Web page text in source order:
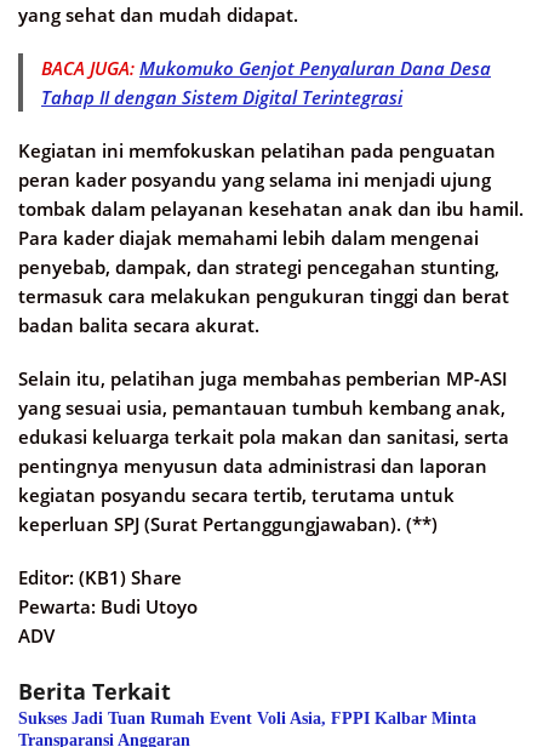
yang sehat dan mudah didapat.
BACA JUGA: Mukomuko Genjot Penyaluran Dana Desa
Tahap II dengan Sistem Digital Terintegrasi
Kegiatan ini memfokuskan pelatihan pada penguatan
peran kader posyandu yang selama ini menjadi ujung
tombak dalam pelayanan kesehatan anak dan ibu hamil.
Para kader diajak memahami lebih dalam mengenai
penyebab, dampak, dan strategi pencegahan stunting,
termasuk cara melakukan pengukuran tinggi dan berat
badan balita secara akurat.
Selain itu, pelatihan juga membahas pemberian MP-ASI
yang sesuai usia, pemantauan tumbuh kembang anak,
edukasi keluarga terkait pola makan dan sanitasi, serta
pentingnya menyusun data administrasi dan laporan
kegiatan posyandu secara tertib, terutama untuk
keperluan SPJ (Surat Pertanggungjawaban). (**)
Editor: (KB1) Share
Pewarta: Budi Utoyo
ADV
Berita Terkait
Sukses Jadi Tuan Rumah Event Voli Asia, FPPI Kalbar Minta
Transparansi Anggaran